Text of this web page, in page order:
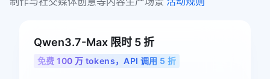
Qwen3.7-Max 限时 5 折
免费 100 万 tokens，API 调用 5 折